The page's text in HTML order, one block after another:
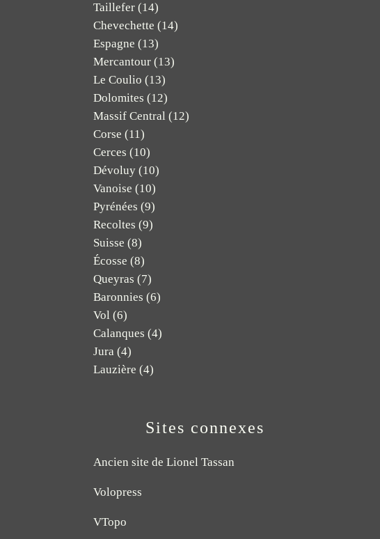
Taillefer (14)
Chevechette (14)
Espagne (13)
Mercantour (13)
Le Coulio (13)
Dolomites (12)
Massif Central (12)
Corse (11)
Cerces (10)
Dévoluy (10)
Vanoise (10)
Pyrénées (9)
Recoltes (9)
Suisse (8)
Écosse (8)
Queyras (7)
Baronnies (6)
Vol (6)
Calanques (4)
Jura (4)
Lauzière (4)
Sites connexes
Ancien site de Lionel Tassan
Volopress
VTopo